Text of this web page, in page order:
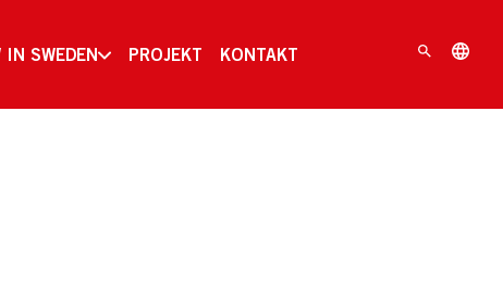
IN SWEDEN PROJEKT KONTAKT